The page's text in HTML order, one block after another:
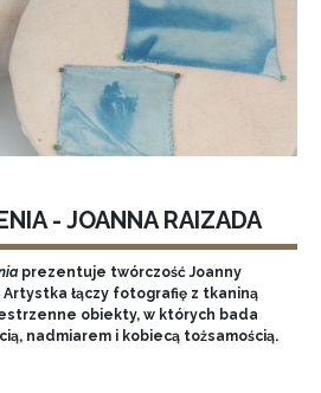
- JOANNA RAIZADA
prezentuje twórczość Joanny
Artystka łączy fotografię z tkaniną
obiekty, w których bada
nadmiarem i kobiecą tożsamością.